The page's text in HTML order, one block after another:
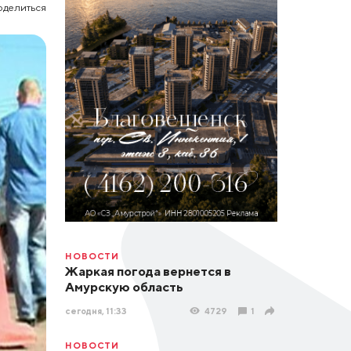
НОВОСТИ
Жаркая погода вернется в
Амурскую область
сегодня, 11:33 4729 1
НОВОСТИ